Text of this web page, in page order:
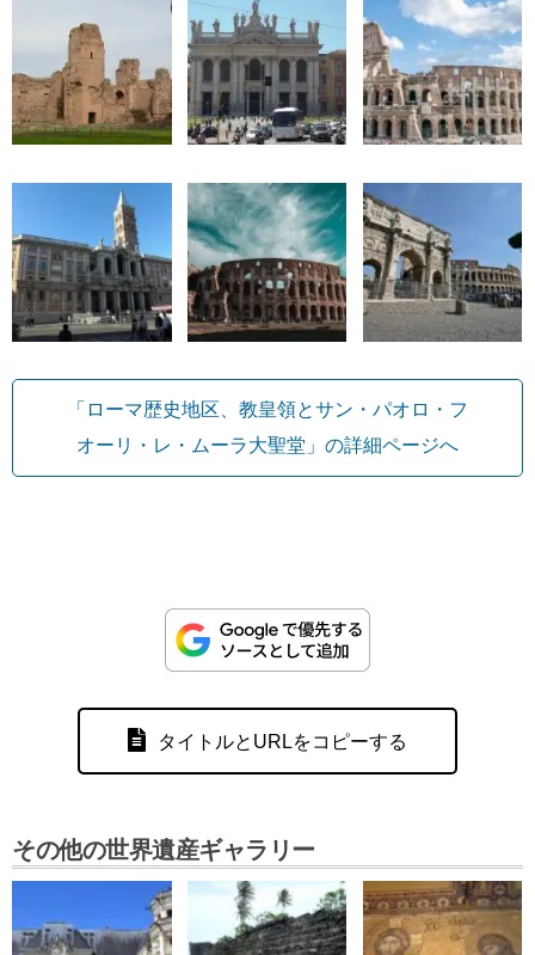
「ローマ歴史地区、教皇領とサン・パオロ・フ
オーリ・レ・ムーラ大聖堂」の詳細ページへ
タイトルとURLをコピーする
その他の世界遺産ギャラリー